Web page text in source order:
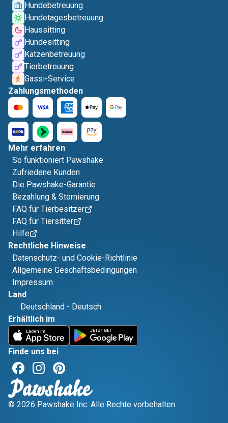
Hundebetreuung
Hundetagesbetreuung
Haussitting
Hundesitting
Katzenbetreuung
Tierbetreuung
Gassi-Service
Zahlungsmethoden
Mehr erfahren
So funktioniert Pawshake
Zufriedene Kunden
Die Pawshake-Garantie
Bezahlung & Stornierung
FAQ für Tierbesitzer
FAQ für Tiersitter
Hilfe
Rechtliche Hinweise
Datenschutz- und Cookie-Richtlinie
Allgemeine Geschäftsbedingungen
Impressum
Land
Deutschland - Deutsch
Erhältlich im
Finde uns bei
© 2026 Pawshake Inc. Alle Rechte vorbehalten.